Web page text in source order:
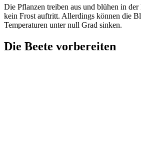
Die Pflanzen treiben aus und blühen in der
kein Frost auftritt. Allerdings können die
Temperaturen unter null Grad sinken.
Die Beete vorbereiten